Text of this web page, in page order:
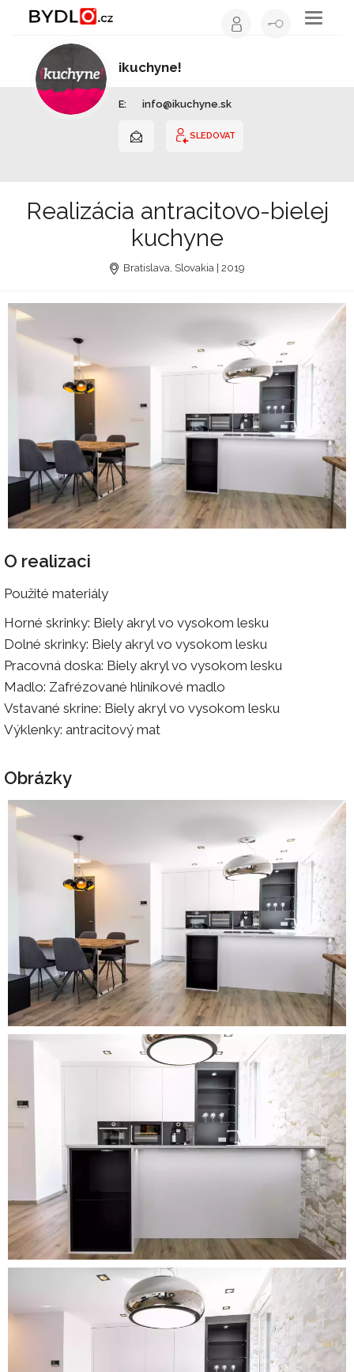
Toggle
ikuchyne!
E: info@ikuchyne.sk
SLEDOVAT
Realizácia antracitovo-bielej
kuchyne
Bratislava, Slovakia | 2019
O realizaci
Použité materiály
Horné skrinky: Biely akryl vo vysokom lesku
Dolné skrinky: Biely akryl vo vysokom lesku
Pracovná doska: Biely akryl vo vysokom lesku
Madlo: Zafrézované hliníkové madlo
Vstavané skrine: Biely akryl vo vysokom lesku
Výklenky: antracitový mat
Obrázky